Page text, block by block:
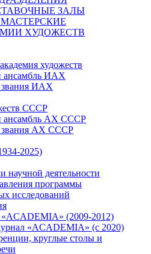
ЗАЛЫ
ХУДОЖЕСТВ
художеств
ансамбль ИАХ
звания ИАХ
СССР
ансамбль АХ СССР
звания АХ СССР
2025)
научной деятельности
программы
исследований
(2009-2012)
«ACADEMIA» (с 2020)
круглые столы и